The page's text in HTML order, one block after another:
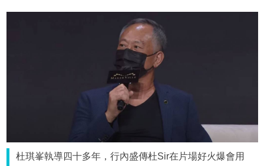
杜琪峯執導四十多年，行內盛傳杜Sir在片場好火爆會用